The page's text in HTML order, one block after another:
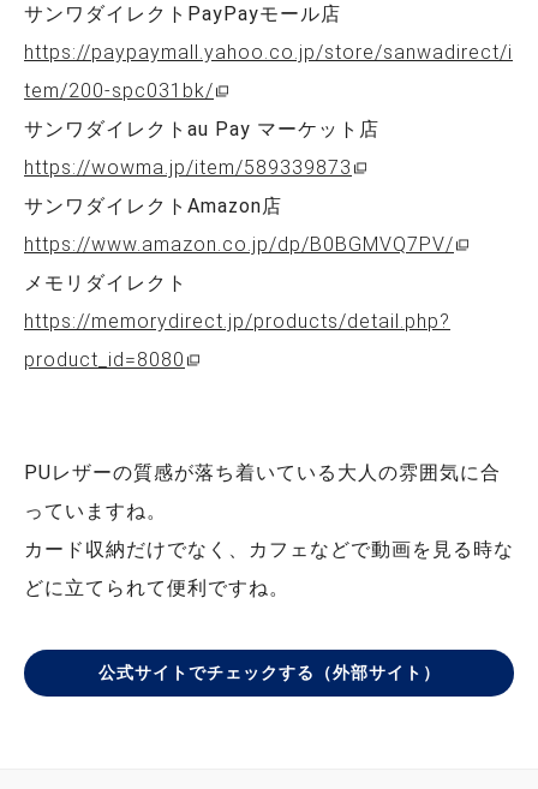
サンワダイレクトPayPayモール店
https://paypaymall.yahoo.co.jp/store/sanwadirect/i
tem/200-spc031bk/
サンワダイレクトau Pay マーケット店
https://wowma.jp/item/589339873
サンワダイレクトAmazon店
https://www.amazon.co.jp/dp/B0BGMVQ7PV/
メモリダイレクト
https://memorydirect.jp/products/detail.php?
product_id=8080
PUレザーの質感が落ち着いている大人の雰囲気に合
っていますね。
カード収納だけでなく、カフェなどで動画を見る時な
どに立てられて便利ですね。
公式サイトでチェックする（外部サイト）